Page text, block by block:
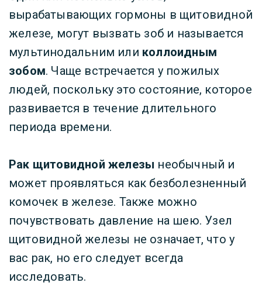
вырабатывающих гормоны в щитовидной
железе, могут вызвать зоб и называется
мультинодальним или коллоидным
зобом. Чаще встречается у пожилых
людей, поскольку это состояние, которое
развивается в течение длительного
периода времени.
Рак щитовидной железы необычный и
может проявляться как безболезненный
комочек в железе. Также можно
почувствовать давление на шею. Узел
щитовидной железы не означает, что у
вас рак, но его следует всегда
исследовать.